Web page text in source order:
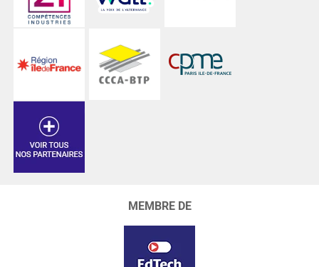
MEMBRE DE